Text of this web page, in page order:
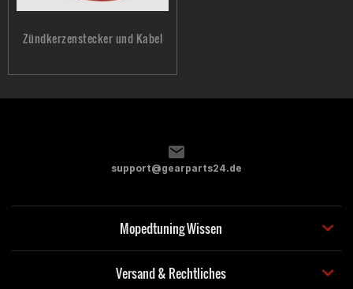
Zündkerzenstecker und Kabel
support@gearparts24.de
Mopedtuning Wissen
Versand & Rechtliches